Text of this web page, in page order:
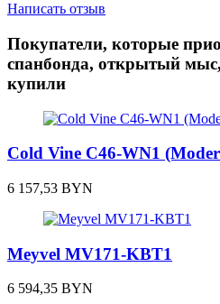
Написать отзыв
Покупатели, которые
спанбонда, открытый
купили
Cold Vine C46-WN1
6 157,53 BYN
Meyvel MV171-KBT1
6 594,35 BYN